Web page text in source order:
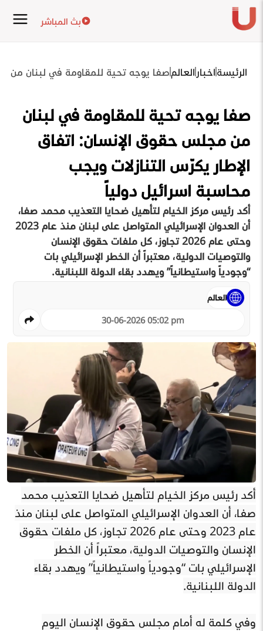
بث المباشر
الرئيسةاخبار العالمصفا يوجه تحية للمقاومة في لبنان من
صفا يوجه تحية للمقاومة في لبنان
من مجلس حقوق الإنسان: اتفاق
الإطار يكرّس التنازلات ويجب
محاسبة اسرائيل دولياً
أكد رئيس مركز الخيام لتأهيل ضحايا التعذيب محمد صفا،
أن العدوان الإسرائيلي المتواصل على لبنان منذ عام 2023
وحتى عام 2026 تجاوز، كل ملفات حقوق الإنسان
والتوصيات الدولية، معتبراً أن الخطر الإسرائيلي بات
“وجودياً واستيطانياً” ويهدد بقاء الدولة اللبنانية.
30-06-2026 05:02 pm
العالم
أكد رئيس مركز الخيام لتأهيل ضحايا التعذيب محمد
صفا، أن العدوان الإسرائيلي المتواصل على لبنان منذ
عام 2023 وحتى عام 2026 تجاوز، كل ملفات حقوق
الإنسان والتوصيات الدولية، معتبراً أن الخطر
الإسرائيلي بات “وجودياً واستيطانياً” ويهدد بقاء
الدولة اللبنانية.
وفي كلمة له أمام مجلس حقوق الإنسان اليوم